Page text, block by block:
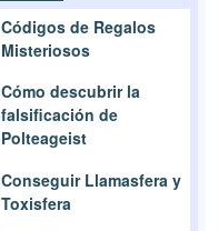
Códigos de Regalos
Misteriosos
Cómo descubrir la
falsificación de
Polteageist
Conseguir Llamasfera y
Toxisfera